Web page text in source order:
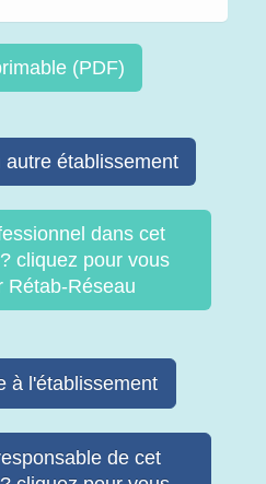
(PDF)
autre établissement
dans cet
cliquez pour vous
Rétab-Réseau
à l'établissement
de cet